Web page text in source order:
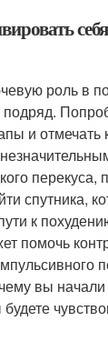
роль в
подряд.
и отмечать
перекуса,
спутника,
к
помочь
вы начали